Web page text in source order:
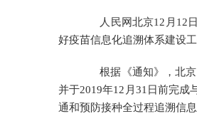
人民网北京12月12日
好疫苗信息化追溯体系建设
根据《通知》，北京
并于2019年12月31日前完成
通和预防接种全过程追溯信